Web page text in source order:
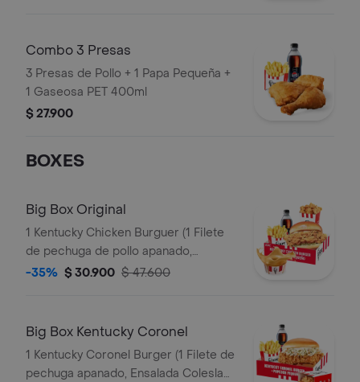
Combo 3 Presas
3 Presas de Pollo + 1 Papa Pequeña +
1 Gaseosa PET 400ml
$ 27.900
BOXES
Big Box Original
1 Kentucky Chicken Burguer (1 Filete
de pechuga de pollo apanado,
pepinillos, mayonesa premium y
de Salsa 100g
-35% $ 30.900 $ 47.600
Big Box Kentucky Coronel
1 Kentucky Coronel Burger (1 Filete de
pechuga apanado, Ensalada Coleslaw,